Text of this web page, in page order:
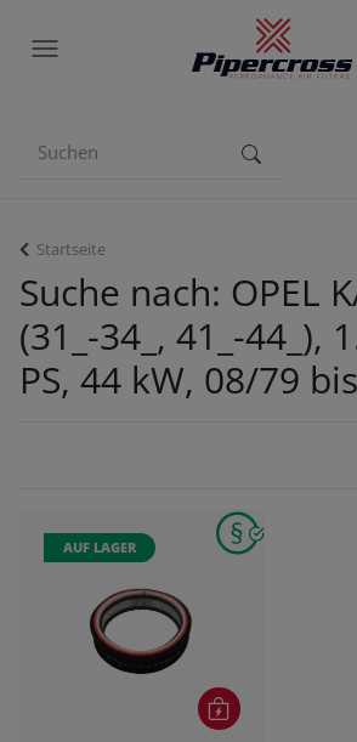
Startseite
Suche nach: OPEL
(31_-34_, 41_-44_),
PS, 44 kW, 08/79
AUF LAGER